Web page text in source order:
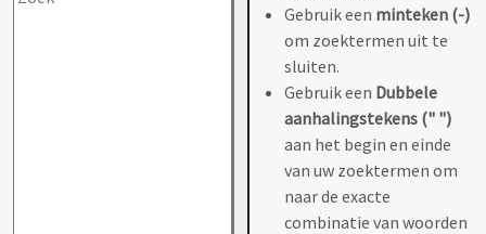
Gebruik een minteken (-)
om zoektermen uit te
sluiten.
Gebruik een Dubbele
aanhalingstekens (" ")
aan het begin en einde
van uw zoektermen om
naar de exacte
combinatie van woorden